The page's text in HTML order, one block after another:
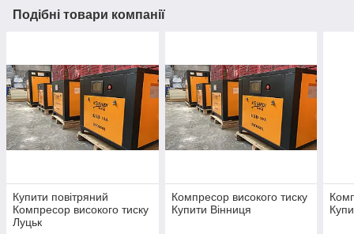
Подібні товари компанії
Купити повітряний
Компресор високого тиску
Луцьк
Компресор високого тиску
Купити Вінниця